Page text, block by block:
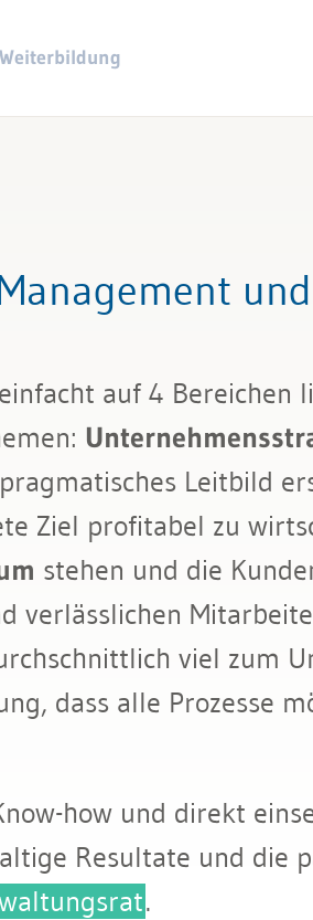
Weiterbildung
auf 4 Bereichen
Leitbild
Ziel profitabel zu
stehen und die
verlässlichen
viel zum
dass alle Prozesse
how und direkt
Resultate und die
.